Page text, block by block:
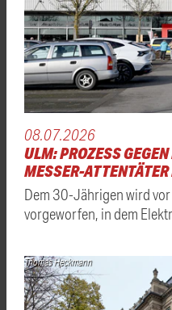
08.07.2026
ULM: PROZESS GEGEN
ESSER-ATTENTÄTER
Dem 30-Jährigen wird
vorgeworfen, in dem
Thomas Heckmann